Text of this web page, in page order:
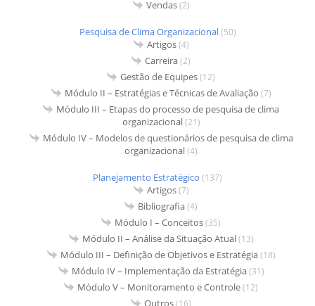
Vendas(2)
Pesquisa de Clima Organizacional(50)
Artigos(4)
Carreira(2)
Gestão de Equipes(12)
Módulo II – Estratégias e Técnicas de Avaliação (7)
Módulo III – Etapas do processo de pesquisa de clima
organizacional(21)
Módulo IV – Modelos de questionários de pesquisa de clima
organizacional(4)
Planejamento Estratégico (137)
Artigos(7)
Bibliografia(4)
Módulo I – Conceitos(35)
Módulo II – Análise da Situação Atual(13)
Módulo III – Definição de Objetivos e Estratégia(18)
Módulo IV – Implementação da Estratégia(31)
Módulo V – Monitoramento e Controle(12)
Outros